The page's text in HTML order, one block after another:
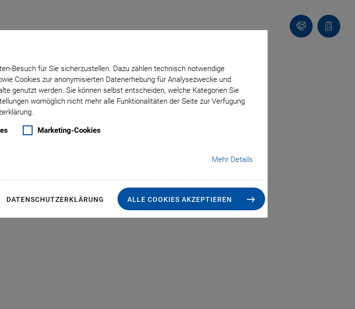
Besuch für Sie sicherzustellen. Dazu zählen technisch notwendige
Cookies zur anonymisierten Datenerhebung für Analysezwecke und
genutzt werden. Sie können selbst entscheiden, welche Kategorien Sie
womöglich nicht mehr alle Funktionalitäten der Seite zur Verfügung
Marketing-Cookies
Mehr Details
DATENSCHUTZERKLÄRUNG ALLE COOKIES AKZEPTIEREN
Kontakt